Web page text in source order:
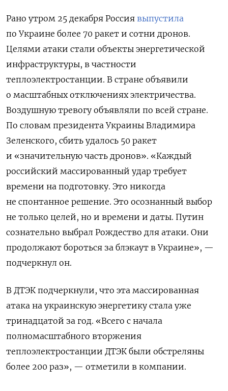
Рано утром 25 декабря Россия выпустила
по Украине более 70 ракет и сотни дронов.
Целями атаки стали объекты энергетической
инфраструктуры, в частности
теплоэлектростанции. В стране объявили
о масштабных отключениях электричества.
Воздушную тревогу объявляли по всей стране.
По словам президента Украины Владимира
Зеленского, сбить удалось 50 ракет
и «значительную часть дронов». «Каждый
российский массированный удар требует
времени на подготовку. Это никогда
не спонтанное решение. Это осознанный выбор
не только целей, но и времени и даты. Путин
сознательно выбрал Рождество для атаки. Они
продолжают бороться за блэкаут в Украине», —
подчеркнул он.
В ДТЭК подчеркнули, что эта массированная
атака на украинскую энергетику стала уже
тринадцатой за год. «Всего с начала
полномасштабного вторжения
теплоэлектростанции ДТЭК были обстреляны
более 200 раз», — отметили в компании.